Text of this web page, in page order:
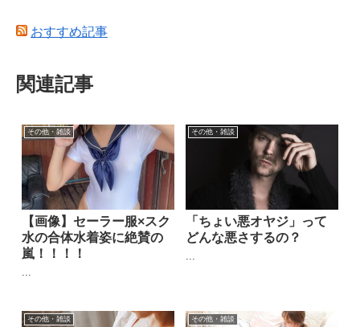
おすすめ記事
関連記事
その他・雑談
【画像】セーラー服×スク
水の合体水着姿に絶賛の
嵐！！！！
...
その他・雑談
「ちょい悪オヤジ」って
どんな悪さするの？
...
その他・雑談 その他・雑談